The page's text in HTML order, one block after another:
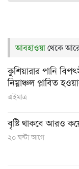
আবহাওয়াথেকে
কুশিয়ারার পানি
নিম্নাঞ্চল প্লাবিত
এইমাত্র
বৃষ্টি থাকবে আরও
২০ ঘন্টা আগে